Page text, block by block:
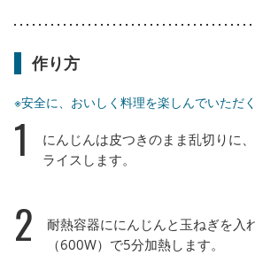
作り方
※安全に、おいしく料理を楽しんでいただ
1
にんじんは皮つきのまま乱切りに
ライスします。
2
耐熱容器ににんじんと玉ねぎを入
（600W）で5分加熱します。